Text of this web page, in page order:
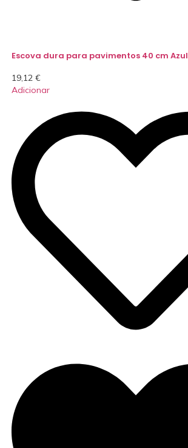
Escova dura para pavimentos 40 cm Azul
19,12 €
Adicionar